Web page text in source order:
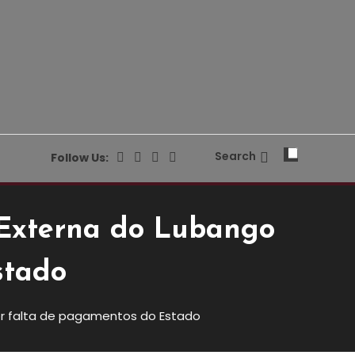
Follow Us: Search
do Lubango
falta de pagamentos do Estado